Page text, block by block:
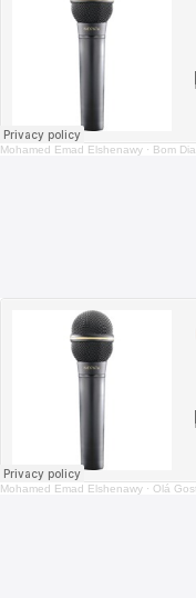
Mohamed Emad Elshenawy · Bom
Mohamed Emad Elshenawy · Olá